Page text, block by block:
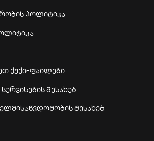
პოლიტიკა
ქუქი-ფაილები
შესახებ
შესახებ